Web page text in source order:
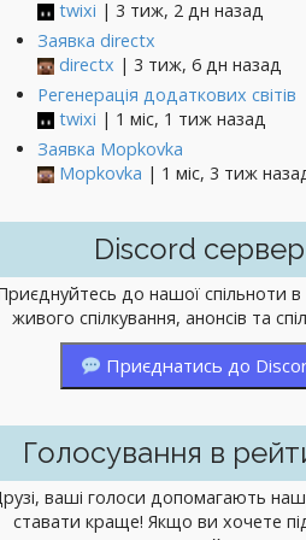
twixi | 3 тиж, 2 дн назад
Заявка directx
directx | 3 тиж, 6 дн назад
Регенерація додаткових світів
twixi | 1 міс, 1 тиж назад
Заявка Mopkovka
Mopkovka | 1 міс, 3 тиж
Discord сервер
до нашої спільноти
живого спілкування, анонсів та
Приєднатись до
Голосування в
ваші голоси допомагають
ставати краще! Якщо ви хочете